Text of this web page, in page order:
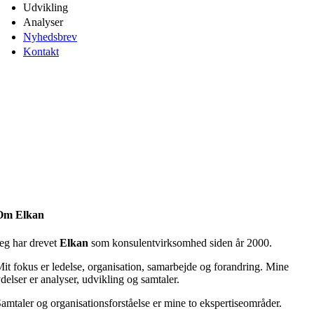
Udvikling
Analyser
Nyhedsbrev
Kontakt
Elkan
har drevet Elkan som konsulentvirksomhed siden år 2000.
fokus er ledelse, organisation, samarbejde og forandring. Mine
er analyser, udvikling og samtaler.
og organisationsforståelse er mine to ekspertiseområder.